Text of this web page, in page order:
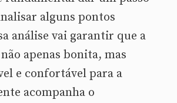
alguns pontos
análise vai garantir que a
apenas bonita, mas
e confortável para a
acompanha o